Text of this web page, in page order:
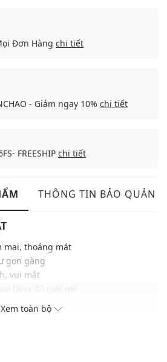
Đơn Hàng chi tiết
- Giảm ngay 10% chi tiết
FREESHIP chi tiết
THÔNG TIN BẢO QUẢN
mại, thoáng mát
gọn gàng
vui mắt
trang phục, phụ kiện
Xem toàn bộ